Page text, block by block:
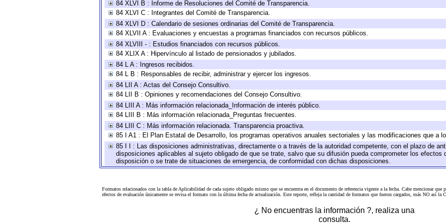
84 XLVI B : Informe de Resoluciones del Comité de Transparencia.
84 XLVI C : Integrantes del Comité de Transparencia.
84 XLVI D : Calendario de sesiones ordinarias del Comité de Transparencia.
84 XLVII A : Evaluaciones y encuestas a programas financiados con recursos públicos.
84 XLVIII - : Estudios financiados con recursos públicos.
84 XLIX A : Hipervínculo al listado de pensionados y jubilados.
84 L A : Ingresos recibidos.
84 L B : Responsables de recibir, administrar y ejercer los ingresos.
84 LII A : Actas del Consejo Consultivo.
84 LII B : Opiniones y recomendaciones del Consejo Consultivo.
84 LIII A : Más información relacionada_Información de interés público.
84 LIII B : Más información relacionada_Preguntas frecuentes.
84 LIII C : Más información relacionada. Transparencia proactiva.
85 I A1 : El Plan Estatal de Desarrollo, los programas operativos anuales sectoriales y las modificaciones que a
85 I I : Las disposiciones administrativas, directamente o a través de la autoridad competente, con el plazo de
disposiciones aplicables al sujeto obligado de que se trate, salvo que su difusión pueda comprometer los efectos
disposición o se trate de situaciones de emergencia, de conformidad con dichas disposiciones.
Formatos relacionados con la tabla de Aplicabilidad de cada sujeto obligado mismo que se encuentra en el documento de referenciavigente a la fecha. Cabe mencionar que
efectos de evaluación únicamente se revisa el formato con la última fecha de actualización. Este reporte, refleja la cantidad de formatos que fueron cargados, más NO así
¿ No encuentras la información ?, realiza una
consulta.